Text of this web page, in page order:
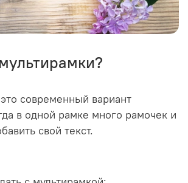
современный вариант
в одной рамке много рамочек и
свой текст.